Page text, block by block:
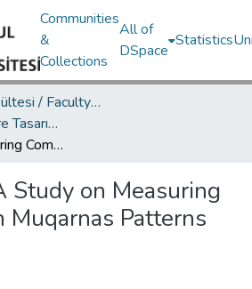
Communities
&
Collections
All of
DSpace
Statistics
Mimarlık Fakültesi / Faculty of Architecture
İç Mimarlık ve Çevre Tasarımı Bölümü / Department of Interior Architecture and Environmental Design
A Study on Measuring Complexity in Muqarnas Patterns
Study on Measuring
Muqarnas Patterns